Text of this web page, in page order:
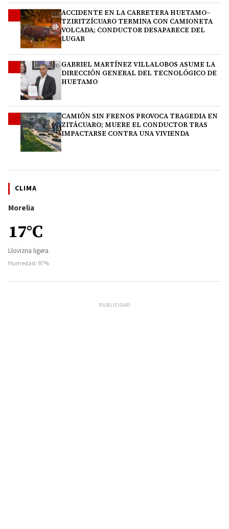
ACCIDENTE EN LA CARRETERA HUETAMO–
TZIRITZÍCUARO TERMINA CON CAMIONETA
VOLCADA; CONDUCTOR DESAPARECE DEL
LUGAR
GABRIEL MARTÍNEZ VILLALOBOS ASUME LA
DIRECCIÓN GENERAL DEL TECNOLÓGICO DE
HUETAMO
CAMIÓN SIN FRENOS PROVOCA TRAGEDIA EN
ZITÁCUARO; MUERE EL CONDUCTOR TRAS
IMPACTARSE CONTRA UNA VIVIENDA
CLIMA
Morelia
17°C
Llovizna ligera
Humedad: 97%
PUBLICIDAD